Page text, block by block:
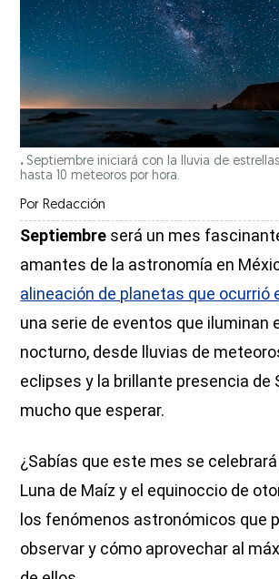
.Septiembre iniciará con la lluvia de
hasta 10 meteoros por hora.
Por Redacción
Septiembre será un mes
amantes de la astronomía en
alineación de planetas que ocurrió
una serie de eventos que iluminan
nocturno, desde lluvias de
eclipses y la brillante presencia de
mucho que esperar.
¿Sabías que este mes se
Luna de Maíz y el equinoccio de
los fenómenos astronómicos que
observar y cómo aprovechar al